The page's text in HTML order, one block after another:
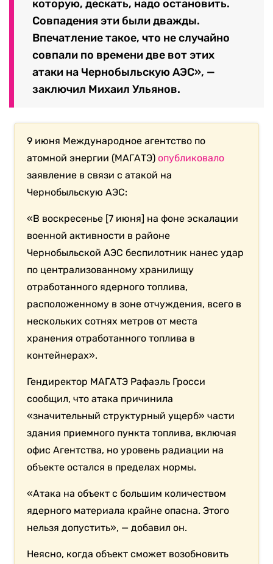
которую, дескать, надо остановить.
Совпадения эти были дважды.
Впечатление такое, что не случайно
совпали по времени две вот этих
атаки на Чернобыльскую АЭС», —
заключил Михаил Ульянов.
9 июня Международное агентство по
атомной энергии (МАГАТЭ)опубликовало
заявление в связи с атакой на
Чернобыльскую АЭС:
«В воскресенье [7 июня] на фоне эскалации
военной активности в районе
Чернобыльской АЭС беспилотник нанес удар
по централизованному хранилищу
отработанного ядерного топлива,
расположенному в зоне отчуждения, всего в
нескольких сотнях метров от места
хранения отработанного топлива в
контейнерах».
Гендиректор МАГАТЭ Рафаэль Гросси
сообщил, что атака причинила
«значительный структурный ущерб» части
здания приемного пункта топлива, включая
офис Агентства, но уровень радиации на
объекте остался в пределах нормы.
«Атака на объект с большим количеством
ядерного материала крайне опасна. Этого
нельзя допустить», — добавил он.
Неясно, когда объект сможет возобновить